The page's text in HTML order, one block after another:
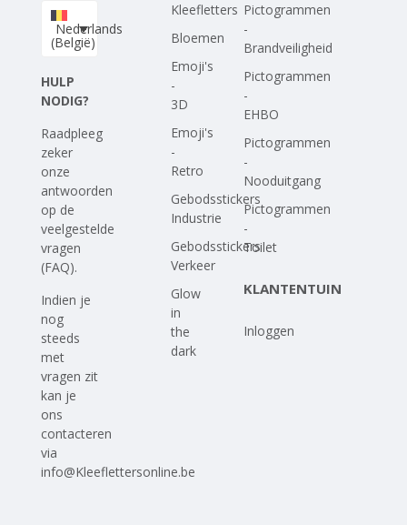
Upload je eigen ontwerp
Corona Covid-19
Nederlands
(België)
HULP
NODIG?
Raadpleeg
zeker
onze
antwoorden
op de
veelgestelde
vragen
(FAQ).
Indien je
nog
steeds
met
vragen zit
kan je
ons
contacteren
via
info@Kleeflettersonline.be
Kleefletters
Bloemen
Emoji's
-
3D
Emoji's
-
Retro
Gebodsstickers
Industrie
Gebodsstickers
Verkeer
Glow
in
the
dark
Pictogrammen
-
Brandveiligheid
Pictogrammen
-
EHBO
Pictogrammen
-
Nooduitgang
Pictogrammen
-
Toilet
KLANTENTUIN
Inloggen